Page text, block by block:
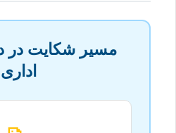
مسیر شکایت در
اداری